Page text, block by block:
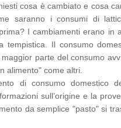
cosa è cambiato e cosa
saranno i consumi di
I cambiamenti erano in
tempistica. Il consumo
parte del consumo
alimento" come altri.
di consumo domestico
sull’origine e la
da semplice "pasto" si